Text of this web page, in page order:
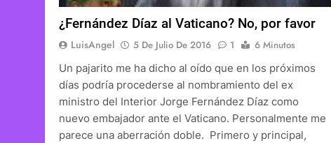
¿Fernández Díaz al Vaticano? No, por favor
LuisAngel 5 De Julio De 2016 1
6 Minutos
Un pajarito me ha dicho al oído que en los próximos
días podría procederse al nombramiento del ex
ministro del Interior Jorge Fernández Díaz como
nuevo embajador ante el Vaticano. Personalmente me
parece una aberración doble. Primero y principal,